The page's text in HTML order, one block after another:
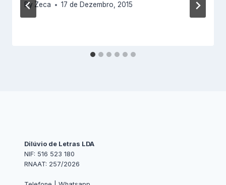
By Zeca 17 de Dezembro, 2015
Dilúvio de Letras LDA
NIF: 516 523 180
RNAAT: 257/2026